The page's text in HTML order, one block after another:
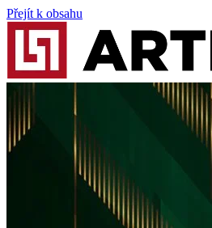
Přejít k obsahu